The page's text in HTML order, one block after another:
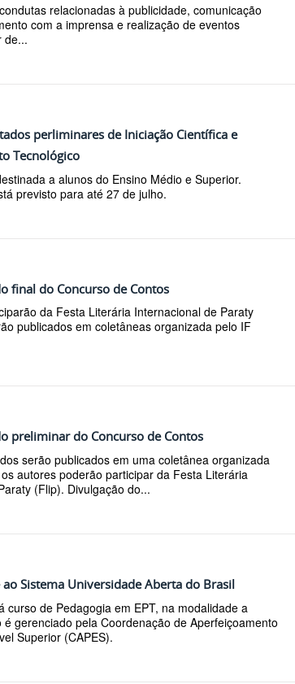
relacionadas à publicidade, comunicação
com a imprensa e realização de eventos
de...
perliminares de Iniciação Científica e
Tecnológico
a alunos do Ensino Médio e Superior.
previsto para até 27 de julho.
final do Concurso de Contos
da Festa Literária Internacional de Paraty
publicados em coletâneas organizada pelo IF
preliminar do Concurso de Contos
serão publicados em uma coletânea organizada
autores poderão participar da Festa Literária
(Flip). Divulgação do...
ao Sistema Universidade Aberta do Brasil
curso de Pedagogia em EPT, na modalidade a
é gerenciado pela Coordenação de Aperfeiçoamento
Superior (CAPES).